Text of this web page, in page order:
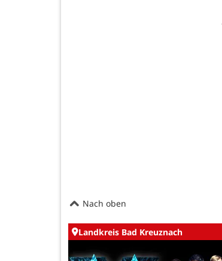
Nach oben
Landkreis Bad Kreuznach